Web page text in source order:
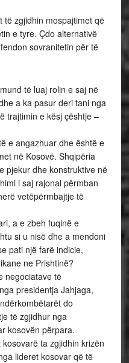
të zgjidhin mospajtimet që
e tyre. Çdo alternativë
sovranitetin për të
të luaj rolin e saj në
a ka pasur deri tani nga
trajtimin e kësj çështje –
e angazhuar dhe është e
në Kosovë. Shqipëria
pjekur dhe konstruktive në
i saj rajonal përmban
vetëpërmbajtje të
a e zbeh fuqinë e
si u nisë dhe a mendoni
pati një farë indicie,
ne Prishtinë?
negociatave të
presidentja Jahjaga,
do
të zgjidhur nga
kosovën përpara.
ta zgjidhin krizën
lideret kosovar që të